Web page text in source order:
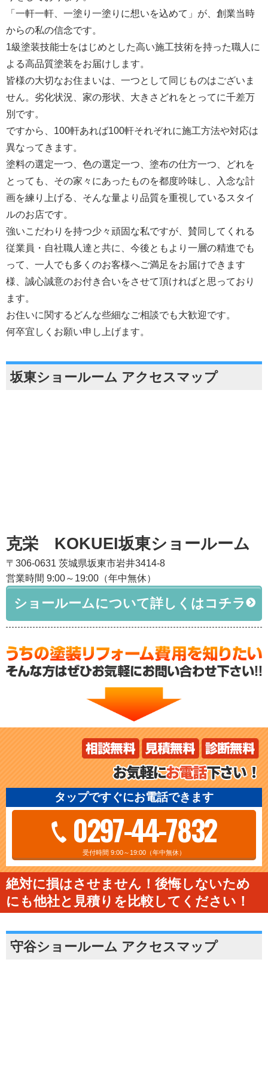
「一軒一軒、一塗り一塗りに想いを込めて」が、創業当時
からの私の信念です。
1級塗装技能士をはじめとした高い施工技術を持った職人に
よる高品質塗装をお届けします。
皆様の大切なお住まいは、一つとして同じものはございま
せん。劣化状況、家の形状、大きさどれをとってに千差万
別です。
ですから、100軒あれば100軒それぞれに施工方法や対応は
異なってきます。
塗料の選定一つ、色の選定一つ、塗布の仕方一つ、どれを
とっても、その家々にあったものを都度吟味し、入念な計
画を練り上げる、そんな量より品質を重視しているスタイ
ルのお店です。
強いこだわりを持つ少々頑固な私ですが、賛同してくれる
従業員・自社職人達と共に、今後ともより一層の精進でも
って、一人でも多くのお客様へご満足をお届けできます
様、誠心誠意のお付き合いをさせて頂ければと思っており
ます。
お住いに関するどんな些細なご相談でも大歓迎です。
何卒宜しくお願い申し上げます。
坂東ショールーム アクセスマップ
克栄 KOKUEI坂東ショールーム
〒306-0631 茨城県坂東市岩井3414-8
営業時間 9:00～19:00（年中無休）
ショールームについて詳しくはコチラ
タップですぐにお電話できます
0297-44-7832
受付時間 9:00～19:00（年中無休）
絶対に損はさせません！後悔しないため
にも他社と見積りを比較してください！
守谷ショールーム アクセスマップ